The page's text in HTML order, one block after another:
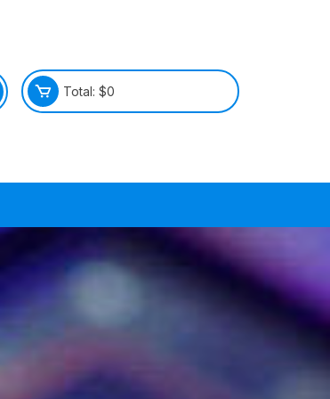
Total: $0